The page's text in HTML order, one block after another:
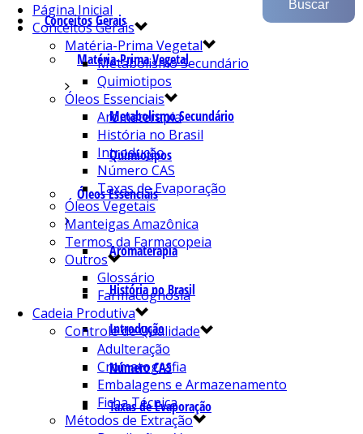
Conceitos Gerais
Matéria-Prima Vegetal
Metabolismo Secundário
Quimiotipos
Óleos Essenciais
Aromaterapia
História no Brasil
Introdução
Número CAS
Taxas de Evaporação
Página Inicial
Conceitos Gerais
Matéria-Prima Vegetal
Metabolismo Secundário
Quimiotipos
Óleos Essenciais
Aromaterapia
História no Brasil
Introdução
Número CAS
Taxas de Evaporação
Óleos Vegetais
Manteigas Amazônica
Termos da Farmacopeia
Outros
Glossário
Farmacognosia
Cadeia Produtiva
Controle de Qualidade
Adulteração
Cromatografia
Embalagens e Armazenamento
Ficha Técnica
Métodos de Extração